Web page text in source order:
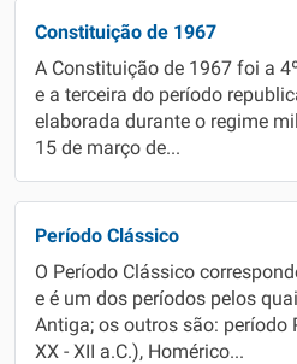
Constituição de 1967
A Constituição de 1967 foi a
e a terceira do período
elaborada durante o regime
15 de março de...
Período Clássico
O Período Clássico
e é um dos períodos pelos
Antiga; os outros são: período
XX - XII a.C.), Homérico...